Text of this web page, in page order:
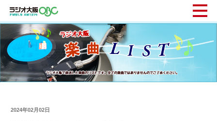
2024年02月02日